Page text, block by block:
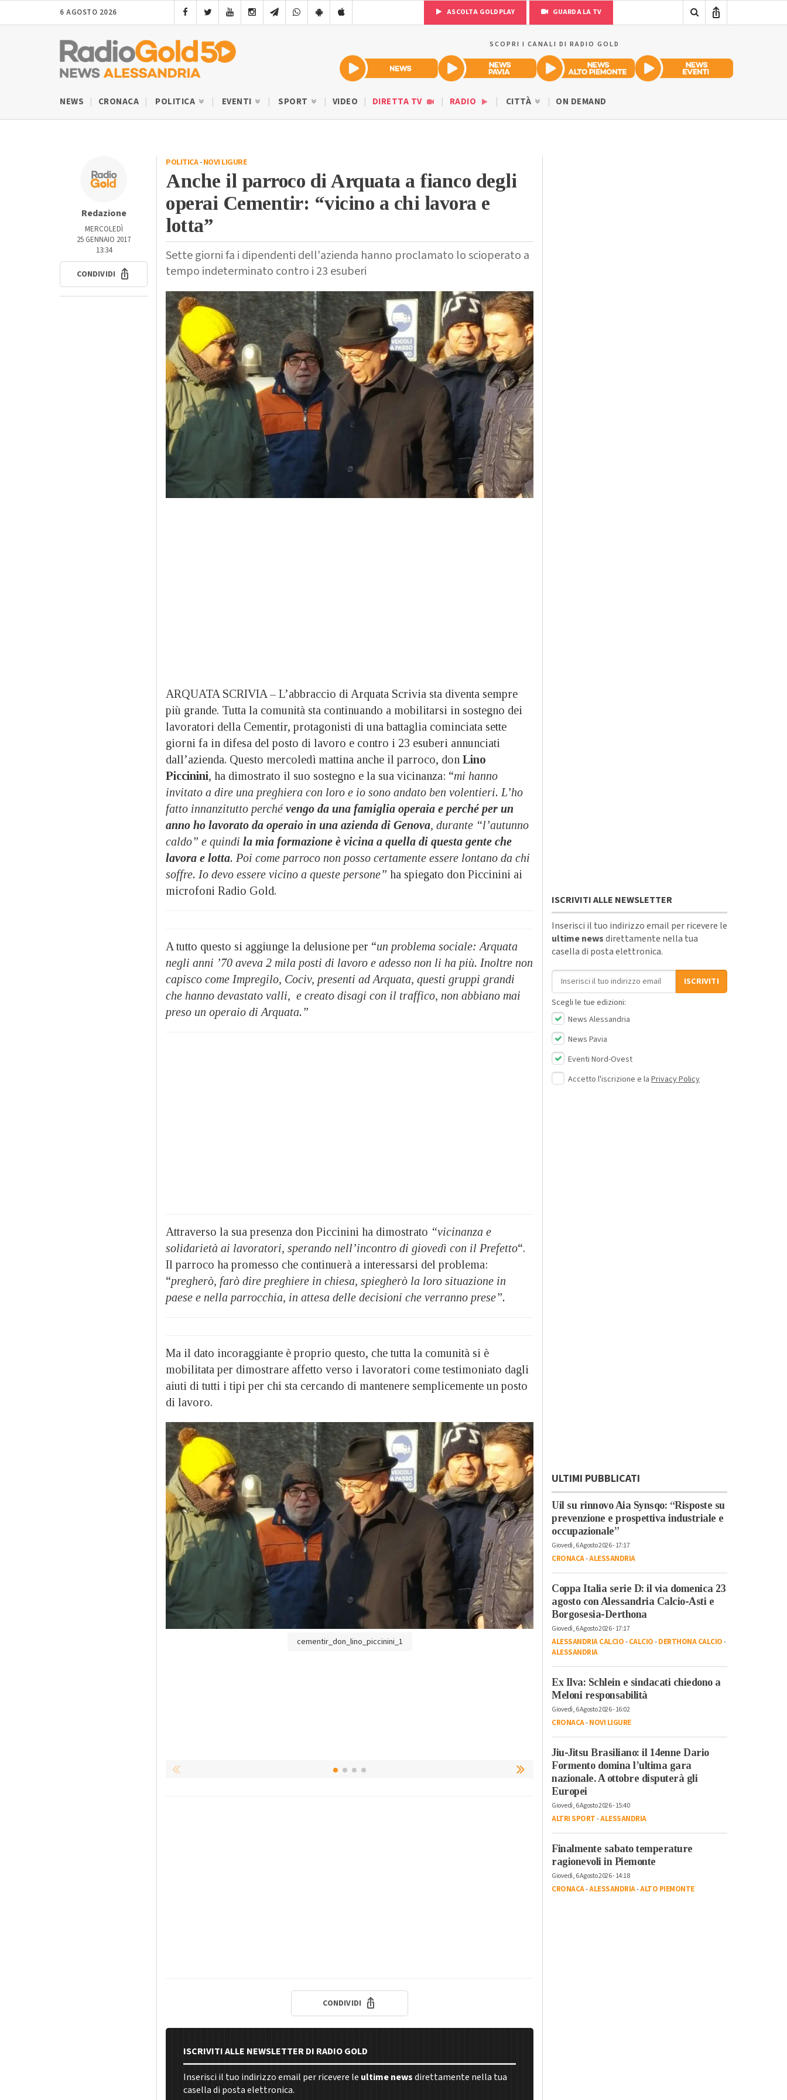
6 AGOSTO 2026 ASCOLTA GOLDPLAY GUARDA LA TV
SCOPRI I CANALI DI RADIO GOLD
NEWS CRONACA POLITICA EVENTI SPORT VIDEO DIRETTA TV RADIO CITTÀ ON DEMAND
Redazione
MERCOLEDÌ
25 GENNAIO 2017
13:34
CONDIVIDI
POLITICA-NOVI LIGURE
Anche il parroco di Arquata a fianco degli
operai Cementir: “vicino a chi lavora e
lotta”
Sette giorni fa i dipendenti dell'azienda hanno proclamato lo scioperato a
tempo indeterminato contro i 23 esuberi
ARQUATA SCRIVIA – L’abbraccio di Arquata Scrivia sta diventa sempre
più grande. Tutta la comunità sta continuando a mobilitarsi in sostegno dei
lavoratori della Cementir, protagonisti di una battaglia cominciata sette
giorni fa in difesa del posto di lavoro e contro i 23 esuberi annunciati
dall’azienda. Questo mercoledì mattina anche il parroco, don Lino
Piccinini, ha dimostrato il suo sostegno e la sua vicinanza: “mi hanno
invitato a dire una preghiera con loro e io sono andato ben volentieri. L’ho
fatto innanzitutto perchévengo da una famiglia operaia e perché per un
anno ho lavorato da operaio in una azienda di Genova, durante “l’autunno
caldo” e quindi la mia formazione è vicina a quella di questa gente che
lavora e lotta. Poi come parroco non posso certamente essere lontano da chi
soffre. Io devo essere vicino a queste persone” ha spiegato don Piccinini ai
microfoni Radio Gold.
A tutto questo si aggiunge la delusione per “un problema sociale: Arquata
negli anni ’70 aveva 2 mila posti di lavoro e adesso non li ha più. Inoltre non
capisco come Impregilo, Cociv, presenti ad Arquata, questi gruppi grandi
che hanno devastato valli, e creato disagi con il traffico, non abbiano mai
preso un operaio di Arquata.”
Attraverso la sua presenza don Piccinini ha dimostrato “vicinanza e
solidarietà ai lavoratori, sperando nell’incontro di giovedì con il Prefetto“.
Il parroco ha promesso che continuerà a interessarsi del problema:
“pregherò, farò dire preghiere in chiesa, spiegherò la loro situazione in
paese e nella parrocchia, in attesa delle decisioni che verranno prese”.
Ma il dato incoraggiante è proprio questo, che tutta la comunità si è
mobilitata per dimostrare affetto verso i lavoratori come testimoniato dagli
aiuti di tutti i tipi per chi sta cercando di mantenere semplicemente un posto
di lavoro.
cementir_don_lino_piccinini_1
cementir_don_lino_piccinini
CONDIVIDI
ISCRIVITI ALLE NEWSLETTER DI RADIO GOLD
Inserisci il tuo indirizzo email per ricevere le ultime newsdirettamente nella tua
casella di posta elettronica.
ISCRIVITI ALLE NEWSLETTER
Inserisci il tuo indirizzo email per ricevere le
ultime newsdirettamente nella tua
casella di posta elettronica.
Indirizzo email
ISCRIVITI
Scegli le tue edizioni:
News Alessandria
News Pavia
Eventi Nord-Ovest
Accetto l'iscrizione e la Privacy Policy
ULTIMI PUBBLICATI
Uil su rinnovo Aia Synsqo: “Risposte su
prevenzione e prospettiva industriale e
occupazionale”
Giovedì, 6 Agosto 2026 - 17:17
CRONACA-ALESSANDRIA
Coppa Italia serie D: il via domenica 23
agosto con Alessandria Calcio-Asti e
Borgosesia-Derthona
Giovedì, 6 Agosto 2026 - 17:17
ALESSANDRIA CALCIO-CALCIO-DERTHONA CALCIO-
ALESSANDRIA
Ex Ilva: Schlein e sindacati chiedono a
Meloni responsabilità
Giovedì, 6 Agosto 2026 - 16:02
CRONACA-NOVI LIGURE
Jiu-Jitsu Brasiliano: il 14enne Dario
Formento domina l’ultima gara
nazionale. A ottobre disputerà gli
Europei
Giovedì, 6 Agosto 2026 - 15:40
ALTRI SPORT-ALESSANDRIA
Finalmente sabato temperature
ragionevoli in Piemonte
Giovedì, 6 Agosto 2026 - 14:18
CRONACA-ALESSANDRIA-ALTO PIEMONTE